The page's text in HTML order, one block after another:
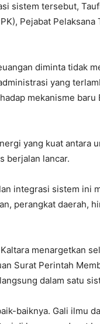
sistem tersebut,
Pejabat
diminta tidak
yang
mekanisme
yang kuat antara
berjalan lancar.
integrasi sistem ini
perangkat daerah,
menargetkan
Surat Perintah
dalam satu
baiknya. Gali ilmu